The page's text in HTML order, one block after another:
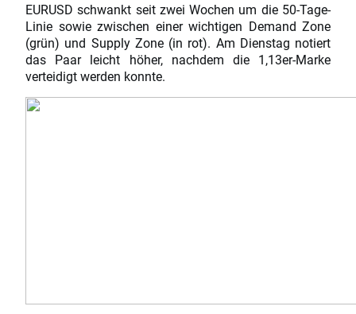
EURUSD schwankt seit zwei Wochen um die 50-Tage-
Linie sowie zwischen einer wichtigen Demand Zone
(grün) und Supply Zone (in rot). Am Dienstag notiert
das Paar leicht höher, nachdem die 1,13er-Marke
verteidigt werden konnte.